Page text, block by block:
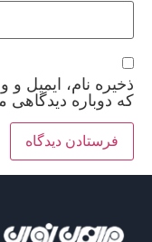
ذخیره نام، ایمیل
که دوباره